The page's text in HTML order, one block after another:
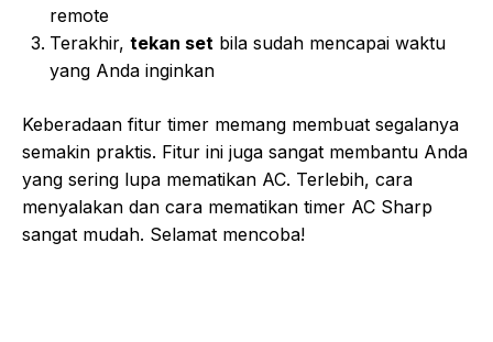
remote
Terakhir, tekan set bila sudah mencapai waktu
yang Anda inginkan
Keberadaan fitur timer memang membuat segalanya
semakin praktis. Fitur ini juga sangat membantu Anda
yang sering lupa mematikan AC. Terlebih, cara
menyalakan dan cara mematikan timer AC Sharp
sangat mudah. Selamat mencoba!